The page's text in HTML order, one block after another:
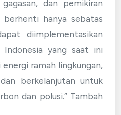
dan pemikiran
hanya sebatas
diimplementasikan
yang saat ini
ramah lingkungan,
berkelanjutan untuk
dan polusi.” Tambah